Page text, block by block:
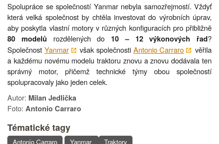
Spolupráce se společností Yanmar nebyla samozřejmostí. Vždyť
která velká společnost by chtěla investovat do výrobních úprav,
aby poskytla vlastní motory v různých konfiguracích pro přibližně
80 modelů rozdělených do 10 – 12 výkonových řad?
Společnost Yanmar však společnosti Antonio Carraro
věřila
a každému novému modelu traktoru znovu a znovu dodávala ten
správný motor, přičemž technické týmy obou společností
spolupracovaly jako jeden celek.
Autor: Milan Jedlička
Foto: Antonio Carraro
Tématické tagy
Antonio Carraro Yanmar Traktory